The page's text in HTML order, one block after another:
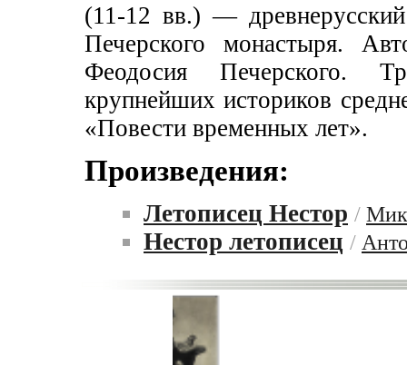
(11-12 вв.) —
Печерского монастыря.
Феодосия Печерского.
крупнейших историков
«Повести временных лет».
Произведения:
Летописец Нестор /
Нестор летописец /